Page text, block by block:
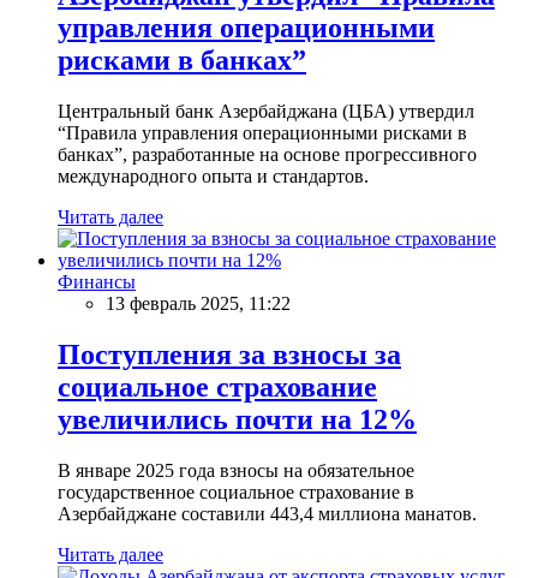
управления операционными
рисками в банках”
Центральный банк Азербайджана (ЦБА) утвердил
“Правила управления операционными рисками в
банках”, разработанные на основе прогрессивного
международного опыта и стандартов.
Читать далее
Финансы
13 февраль 2025, 11:22
Поступления за взносы за
социальное страхование
увеличились почти на 12%
В январе 2025 года взносы на обязательное
государственное социальное страхование в
Азербайджане составили 443,4 миллиона манатов.
Читать далее